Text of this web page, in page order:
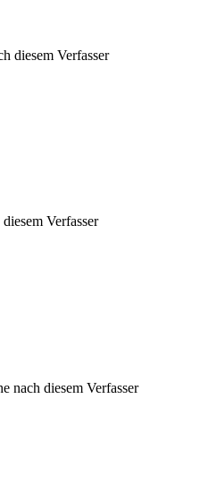
diesem Verfasser
Verfasser
nach diesem Verfasser